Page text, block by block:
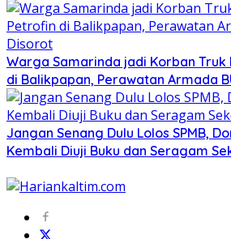
Warga Samarinda jadi Korban Truk
di Balikpapan, Perawatan Armada
Jangan Senang Dulu Lolos SPMB,
Kembali Diuji Buku dan Seragam